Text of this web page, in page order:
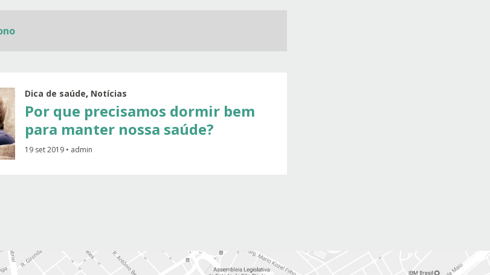
Dica de saúde, Notícias
Por que precisamos dormir bem
para manter nossa saúde?
19 set 2019 • admin